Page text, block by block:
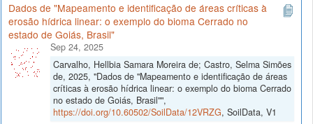
Dados de "Mapeamento e identificação de áreas críticas à
erosão hídrica linear: o exemplo do bioma Cerrado no
estado de Goiás, Brasil"
Sep 24, 2025
Carvalho, Hellbia Samara Moreira de; Castro, Selma Simões
de, 2025, "Dados de "Mapeamento e identificação de áreas
críticas à erosão hídrica linear: o exemplo do bioma Cerrado
no estado de Goiás, Brasil"",
https://doi.org/10.60502/SoilData/12VRZG, SoilData, V1